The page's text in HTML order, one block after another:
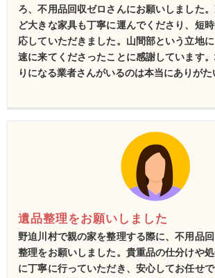
ろ、不用品回収ゼロさんにお願いしました
ど大きな家具も丁寧に運んでくださり、短
応していただきました。山間部という立地
速に来てくださったことに感謝しています
りになる業者さんがいるのは本当にありがた
遺品整理をお願いしました
野迫川村で親の家を整理する際に、不用品
整理をお願いしました。貴重品の仕分けや
に丁寧に行っていただき、安心してお任せ